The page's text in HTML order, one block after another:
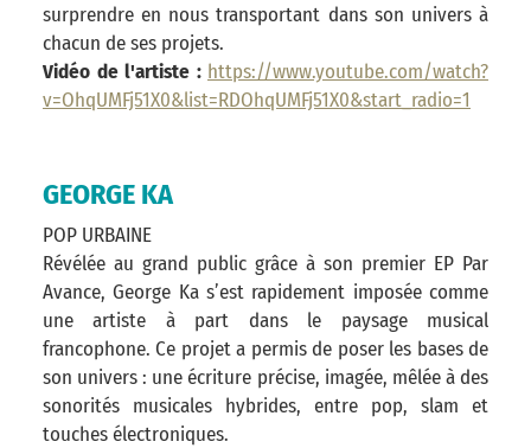
surprendre en nous transportant dans son univers à
chacun de ses projets.
Vidéo de l'artiste : https://www.youtube.com/watch?
v=OhqUMFj51X0&list=RDOhqUMFj51X0&start_radio=1
GEORGE KA
POP URBAINE
Révélée au grand public grâce à son premier EP Par
Avance, George Ka s’est rapidement imposée comme
une artiste à part dans le paysage musical
francophone. Ce projet a permis de poser les bases de
son univers : une écriture précise, imagée, mêlée à des
sonorités musicales hybrides, entre pop, slam et
touches électroniques.